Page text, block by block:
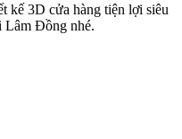
kế 3D cửa hàng tiện lợi siêu
Lâm Đồng nhé.